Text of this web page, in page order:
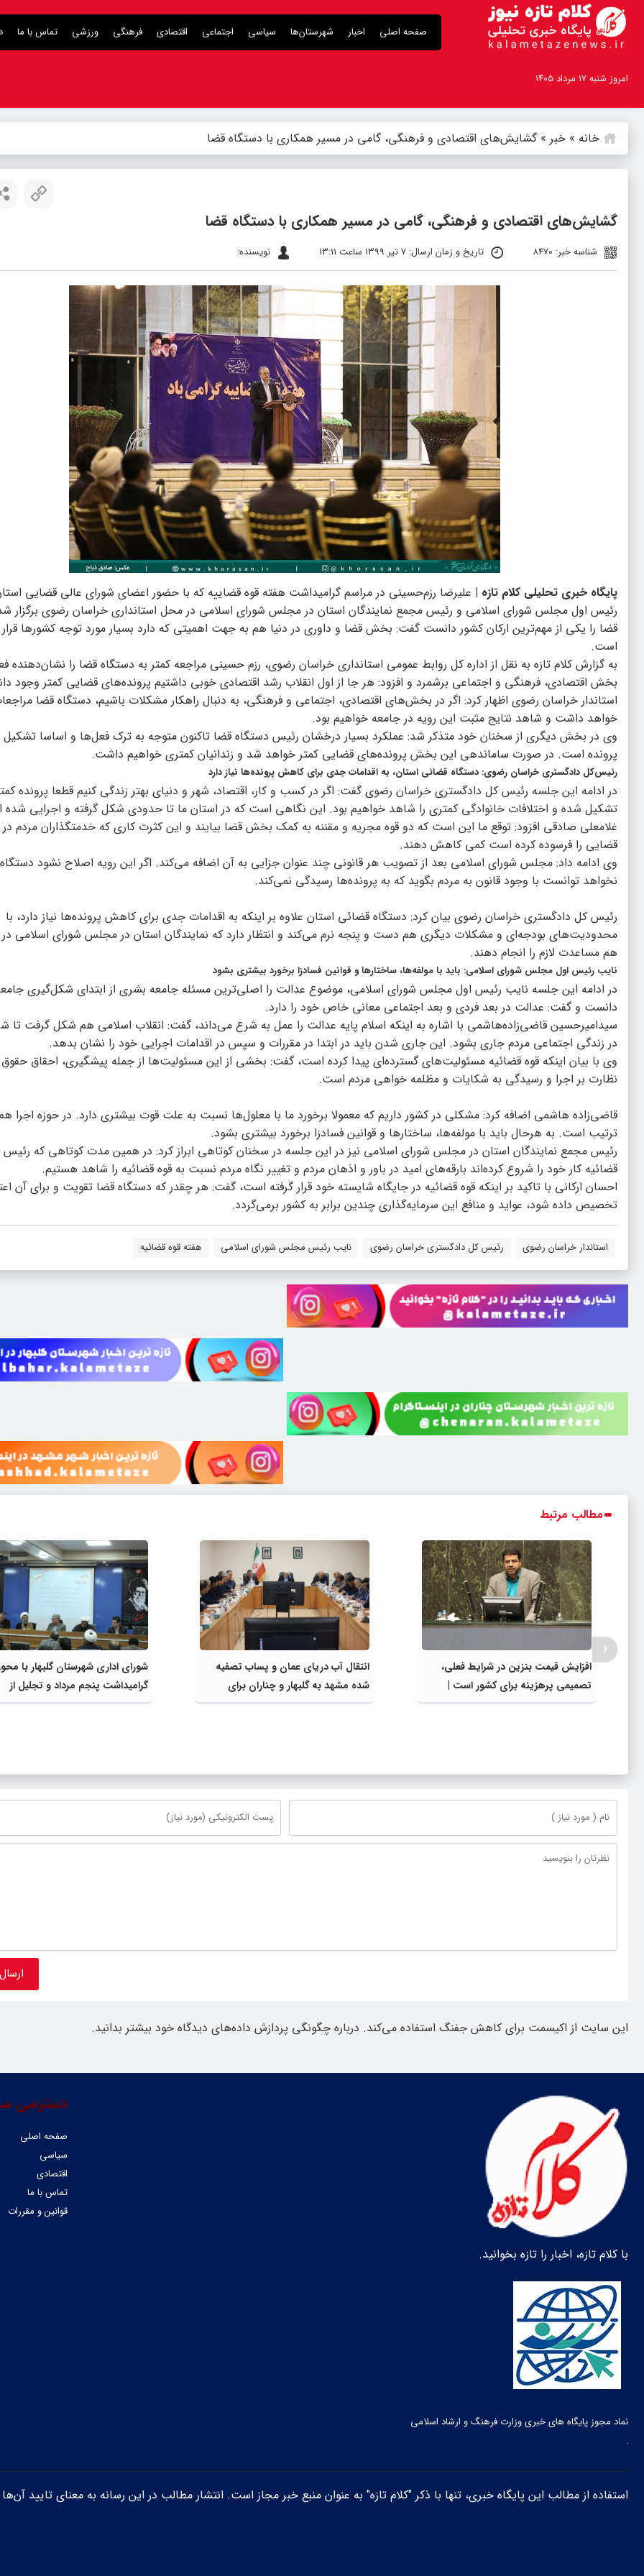
صفحه اصلی اخبار شهرستان‌ها سیاسی اجتماعی اقتصادی فرهنگی ورزشی تماس با ما
امروز شنبه ۱۷ مرداد ۱۴۰۵
خانه » خبر »گشایش‌های اقتصادی و فرهنگی، گامی در مسیر همکاری با دستگاه قضا
گشایش‌های اقتصادی و فرهنگی، گامی در مسیر همکاری با دستگاه قضا
شناسه خبر: 8470 تاریخ و زمان ارسال: 7 تیر 1399 ساعت 13:11 نویسنده:
پایگاه خبری تحلیلی کلام تازه | علیرضا رزم‌حسینی در مراسم گرامیداشت هفته قوه قضاییه که با حضور اعضای شورای عالی قضایی
رئیس اول مجلس شورای اسلامی و رئیس مجمع نمایندگان استان در مجلس شورای اسلامی در محل استانداری خراسان رضوی برگزار
قضا را یکی از مهم‌ترین ارکان کشور دانست گفت: بخش قضا و داوری در دنیا هم به جهت اهمیتی که دارد بسیار مورد توجه کشورها قرار
است.
به گزارش کلام تازه به نقل از اداره کل روابط عمومی استانداری خراسان رضوی، رزم حسینی مراجعه کمتر به دستگاه قضا را نشان‌دهنده
بخش اقتصادی، فرهنگی و اجتماعی برشمرد و افزود: هر جا از اول انقلاب رشد اقتصادی خوبی داشتیم پرونده‌های قضایی کمتر وجود
استاندار خراسان رضوی اظهار کرد: اگر در بخش‌های اقتصادی، اجتماعی و فرهنگی، به دنبال راهکار مشکلات باشیم، دستگاه قضا
خواهد داشت و شاهد نتایج مثبت این رویه در جامعه خواهیم بود.
وی در بخش دیگری از سخنان خود متذکر شد: عملکرد بسیار درخشان رئیس دستگاه قضا تاکنون متوجه به ترک فعل‌ها و اساسا
پرونده است. در صورت ساماندهی این بخش پرونده‌های قضایی کمتر خواهد شد و زندانیان کمتری خواهیم داشت.
رئیس‌کل دادگستری خراسان رضوی: دستگاه قضائی استان، به اقدامات جدی برای کاهش پرونده‌ها نیاز دارد
در ادامه این جلسه رئیس کل دادگستری خراسان رضوی گفت: اگر در کسب و کار، اقتصاد، شهر و دنیای بهتر زندگی کنیم قطعا پرونده
تشکیل شده و اختلافات خانوادگی کمتری را شاهد خواهیم بود. این نگاهی است که در استان ما تا حدودی شکل گرفته و اجرایی
غلامعلی صادقی افزود: توقع ما این است که دو قوه مجریه و مقننه به کمک بخش قضا بیایند و این کثرت کاری که خدمتگذاران مردم
قضایی را فرسوده کرده است کمی کاهش دهند.
وی ادامه داد: مجلس شورای اسلامی بعد از تصویب هر قانونی چند عنوان جزایی به آن اضافه می‌کند. اگر این رویه اصلاح نشود
نخواهد توانست با وجود قانون به مردم بگوید که به پرونده‌ها رسیدگی نمی‌کند.
رئیس کل دادگستری خراسان رضوی بیان کرد: دستگاه قضائی استان علاوه بر اینکه به اقدامات جدی برای کاهش پرونده‌ها نیاز دارد، با
محدودیت‌های بودجه‌ای و مشکلات دیگری هم دست و پنجه نرم می‌کند و انتظار دارد که نمایندگان استان در مجلس شورای اسلامی
هم مساعدت لازم را انجام دهند.
نایب رئیس اول مجلس شورای اسلامی: باید با مولفه‌ها، ساختارها و قوانین فسادزا برخورد بیشتری بشود
در ادامه این جلسه نایب رئیس اول مجلس شورای اسلامی، موضوع عدالت را اصلی‌ترین مسئله جامعه بشری از ابتدای شکل‌گیری
دانست و گفت: عدالت در بعد فردی و بعد اجتماعی معانی خاص خود را دارد.
سیدامیرحسین قاضی‌زاده‌هاشمی با اشاره به اینکه اسلام پایه عدالت را عمل به شرع می‌داند، گفت: انقلاب اسلامی هم شکل گرفت
در زندگی اجتماعی مردم جاری بشود. این جاری شدن باید در ابتدا در مقررات و سپس در اقدامات اجرایی خود را نشان بدهد.
وی با بیان اینکه قوه قضائیه مسئولیت‌های گسترده‌ای پیدا کرده است، گفت: بخشی از این مسئولیت‌ها از جمله پیشگیری، احقاق حقوق
نظارت بر اجرا و رسیدگی به شکایات و مظلمه خواهی مردم است.
قاضی‌زاده هاشمی اضافه کرد: مشکلی در کشور داریم که معمولا برخورد ما با معلول‌ها نسبت به علت قوت بیشتری دارد. در حوزه اجرا
ترتیب است. به هرحال باید با مولفه‌ها، ساختارها و قوانین فسادزا برخورد بیشتری بشود.
رئیس مجمع نمایندگان استان در مجلس شورای اسلامی نیز در این جلسه در سخنان کوتاهی ابراز کرد: در همین مدت کوتاهی که
قضائیه کار خود را شروع کرده‌اند بارقه‌های امید در باور و اذهان مردم و تغییر نگاه مردم نسبت به قوه قضائیه را شاهد هستیم.
احسان ارکانی با تاکید بر اینکه قوه قضائیه در جایگاه شایسته خود قرار گرفته است، گفت: هر چقدر که دستگاه قضا تقویت و برای آن
تخصیص داده شود، عواید و منافع این سرمایه‌گذاری چندین برابر به کشور برمی‌گردد.
استاندار خراسان رضوی رئیس کل دادگستری خراسان رضوی نایب رئیس مجلس شورای اسلامی هفته قوه قضائیه
مطالب مرتبط
افزایش قیمت بنزین در شرایط فعلی،
تصمیمی پرهزینه برای کشور است |
دولت، قاچاق سوخت و عوامل اصلی
انتقال آب دریای عمان و پساب تصفیه
شده مشهد به گلبهار و چناران برای
مصارف صنعتی و کشاورزی | لزوم تسریع
شورای اداری شهرستان گلبهار با
گرامیداشت پنجم مرداد و تجلیل از
خادمان عرصه نماز برگزار شد
‹
این سایت از اکیسمت برای کاهش جفنگ استفاده می‌کند. درباره چگونگی پردازش داده‌های دیدگاه خود بیشتر بدانید.
با کلام تازه، اخبار را تازه بخوانید.
نماد مجوز پایگاه های خبری وزارت فرهنگ و ارشاد اسلامی
دسترسی
صفحه اصلی
سیاسی
اقتصادی
تماس با ما
قوانین و مقررات
استفاده از مطالب این پایگاه خبری، تنها با ذکر "کلام تازه" به عنوان منبع خبر مجاز است. انتشار مطالب در این رسانه به معنای تایید